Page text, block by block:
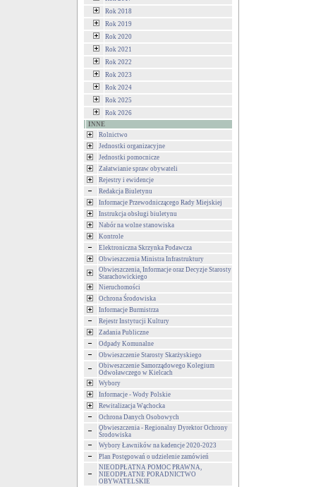
Rok 2018
Rok 2019
Rok 2020
Rok 2021
Rok 2022
Rok 2023
Rok 2024
Rok 2025
Rok 2026
INNE
Rolnictwo
Jednostki organizacyjne
Jednostki pomocnicze
Załatwianie spraw obywateli
Rejestry i ewidencje
Redakcja Biuletynu
Informacje Przewodniczącego Rady Miejskiej
Instrukcja obsługi biuletynu
Nabór na wolne stanowiska
Kontrole
Elektroniczna Skrzynka Podawcza
Obwieszczenia Ministra Infrastruktury
Obwieszczenia, Informacje oraz Decyzje Starosty
Starachowickiego
Nieruchomości
Ochrona Środowiska
Informacje Burmistrza
Rejestr Instytucji Kultury
Zadania Publiczne
Odpady Komunalne
Obwieszczenie Starosty Skarżyskiego
Obiweszczenie Samorządowego Kolegium
Odwoławczego w Kielcach
Wybory
Informacje - Wody Polskie
Rewitalizacja Wąchocka
Ochrona Danych Osobowych
Obwieszczenia - Regionalny Dyrektor Ochrony
Środowiska
Wybory Ławników na kadencje 2020-2023
Plan Postępowań o udzielenie zamówień
NIEODPŁATNA POMOC PRAWNA,
NIEODPŁATNE PORADNICTWO
OBYWATELSKIE